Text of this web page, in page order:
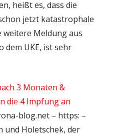
heißt es, dass die
jetzt katastrophale
weitere Meldung aus
dem UKE, ist sehr
3 Monaten &
die 4 Impfung an
blog.net – https: –
und Holetschek, der